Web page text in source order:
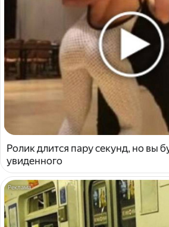
Ролик длится пару секунд, но вы
увиденного